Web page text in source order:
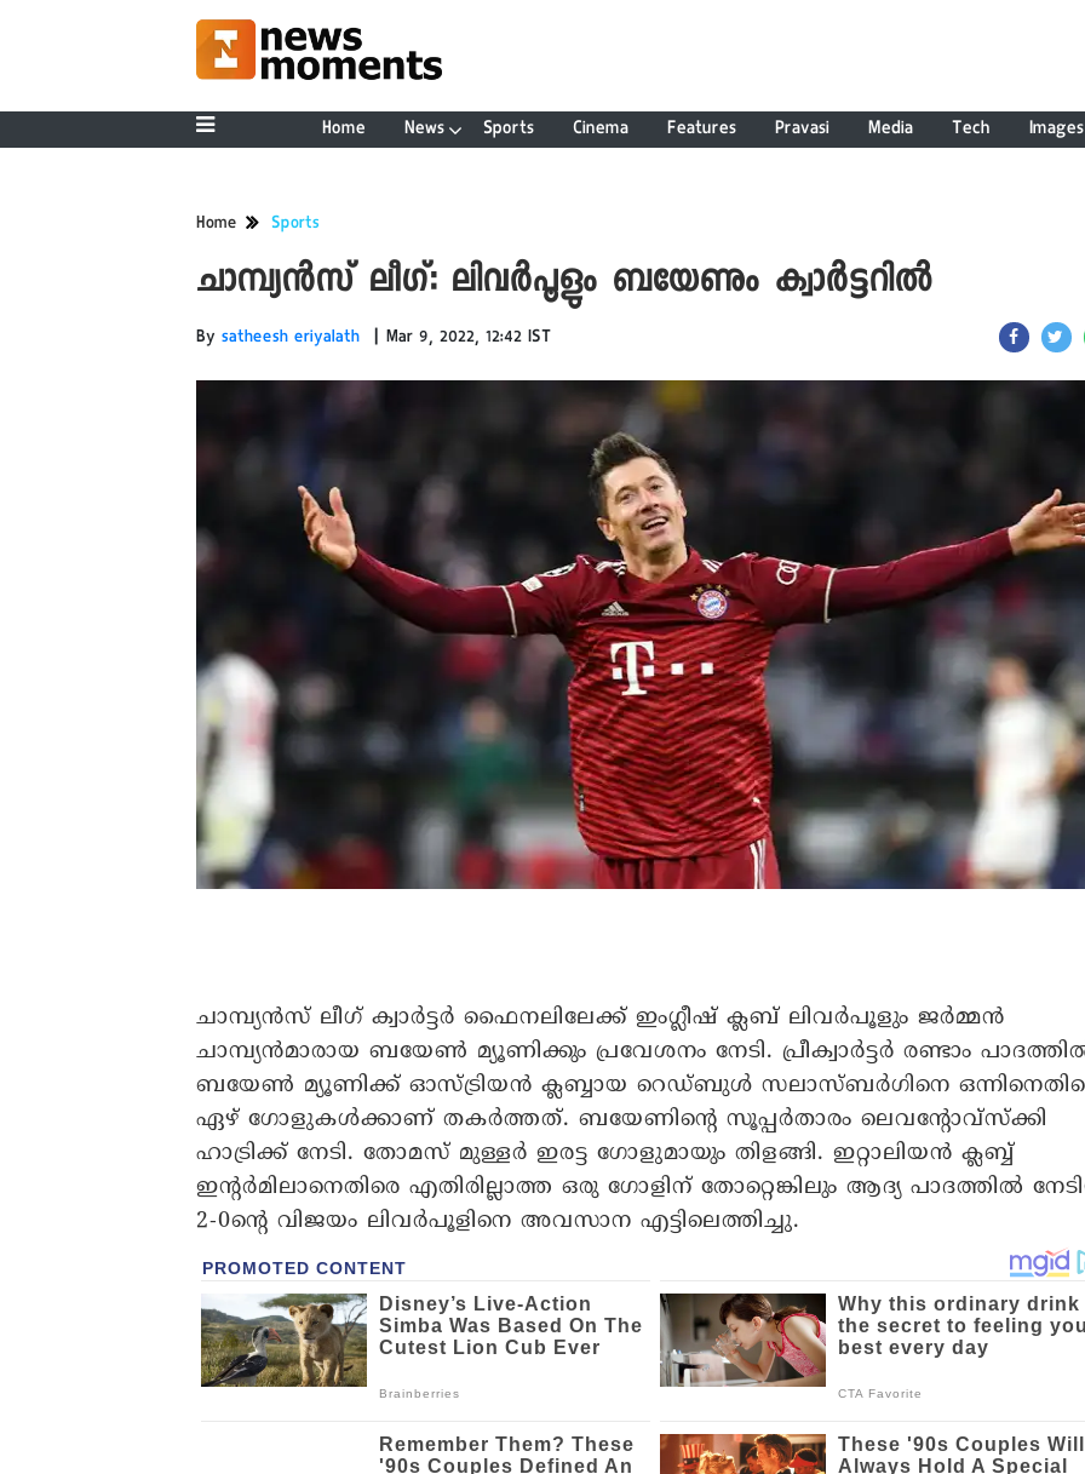
Home News Sports Cinema Features Pravasi Media Tech Images
Home Sports
ചാമ്പ്യൻസ് ലീ​ഗ്: ലിവർപൂളും ബയേണും ക്വാർട്ടറിൽ
By satheesh eriyalath | Mar 9, 2022, 12:42 IST
ചാമ്പ്യൻസ് ലീ​ഗ് ക്വാർട്ടർ ഫൈനലിലേക്ക് ഇം​ഗ്ലീഷ് ക്ലബ് ലിവർപൂളും ജർമ്മൻ
ചാമ്പ്യൻമാരായ ബയേൺ മ്യൂണിക്കും പ്രവേശനം നേടി. പ്രീക്വാർട്ടർ രണ്ടാം
ബയേൺ മ്യൂണിക്ക് ഓസ്ട്രിയൻ ക്ലബ്ബായ റെഡ്ബുൾ സലാസ്ബർ​ഗിനെ
ഏഴ് ​ഗോളുകൾക്കാണ് തകർത്തത്. ബയേണിന്റെ സൂപ്പർതാരം ലെവന്റോവ്സ്ക്കി
ഹാട്രിക്ക് നേടി. തോമസ് മുള്ളർ ഇരട്ട ​ഗോളുമായും തിളങ്ങി. ഇറ്റാലിയൻ ക്ലബ്ബ്
ഇന്റർമിലാനെതിരെ എതിരില്ലാത്ത ഒരു ​ഗോളിന് തോറ്റെങ്കിലും ആദ്യ പാദത്തിൽ
2-0ന്റെ വിജയം ലിവർപൂളിനെ അവസാന എട്ടിലെത്തിച്ചു.